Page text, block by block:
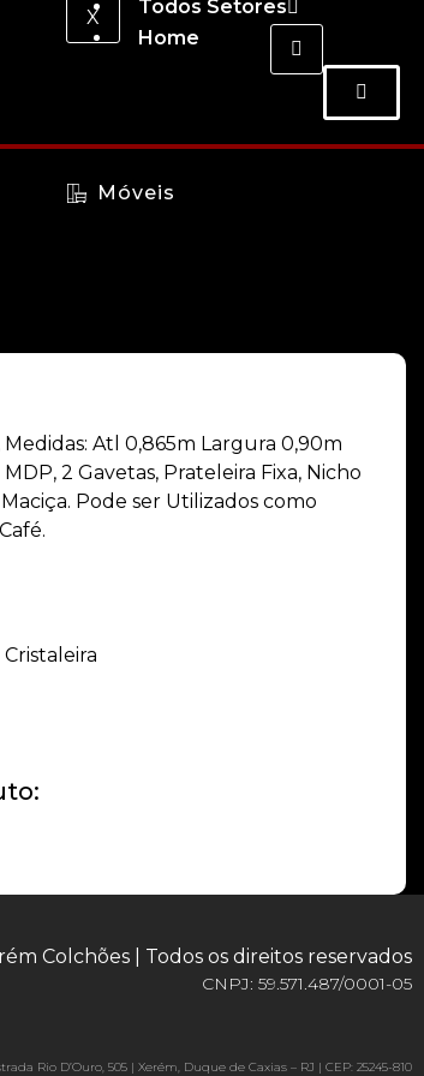
Home
Todos Setores
X
Móveis
Medidas: Atl 0,865m Largura 0,90m
2 Gavetas, Prateleira Fixa, Nicho
Pode ser Utilizados como
Colchões | Todos os direitos reservados
CNPJ: 59.571.487/0001-05
Rio D’Ouro, 505 | Xerém, Duque de Caxias – RJ | CEP: 25245-810